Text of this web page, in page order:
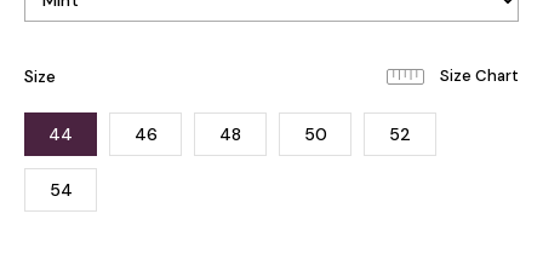
Size
44 46 48 50 52
54